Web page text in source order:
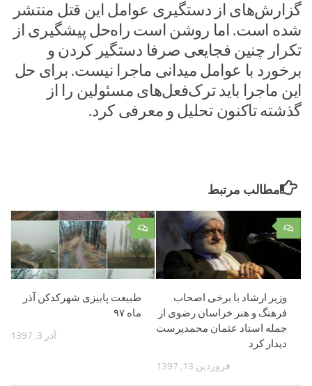
گزارش‌های از دستگیری عوامل این قتل منتشر
شده است. اما روشن است راه‌حل پیشگیری از
تکرار چنین فجایعی صرفا دستگیر کردن و
برخورد با عوامل میدانی ماجرا نیست. برای حل
این ماجرا باید ترک‌فعل‌های مسئولین را از
گذشته تاکنون تحلیل و معرفی کرد.
مطالب مرتبط
۰
طبیعت پاییزی شهرکدکن آذر
ماه ۹۷
آذر 3, 1397
۰
وزیر ارشاد با برخی اصحاب
فرهنگ و هنر خراسان رضوی از
جمله استاد عثمان محمدپرست
دیدار کرد
فروردین 13, 1397